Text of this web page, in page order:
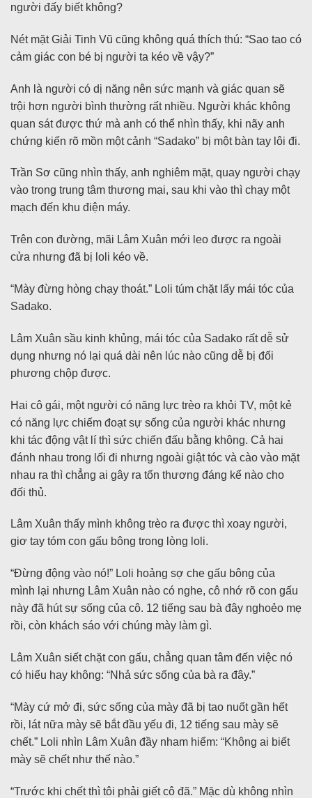
người đấy biết không?
Nét mặt Giải Tinh Vũ cũng không quá thích thú: “Sao tao có
cảm giác con bé bị người ta kéo về vậy?”
Anh là người có dị năng nên sức mạnh và giác quan sẽ
trội hơn người bình thường rất nhiều. Người khác không
quan sát được thứ mà anh có thể nhìn thấy, khi nãy anh
chứng kiến rõ mồn một cảnh “Sadako” bị một bàn tay lôi đi.
Trần Sơ cũng nhìn thấy, anh nghiêm mặt, quay người chạy
vào trong trung tâm thương mại, sau khi vào thì chạy một
mạch đến khu điện máy.
Trên con đường, mãi Lâm Xuân mới leo được ra ngoài
cửa nhưng đã bị loli kéo về.
“Mày đừng hòng chạy thoát.” Loli túm chặt lấy mái tóc của
Sadako.
Lâm Xuân sầu kinh khủng, mái tóc của Sadako rất dễ sử
dụng nhưng nó lại quá dài nên lúc nào cũng dễ bị đối
phương chộp được.
Hai cô gái, một người có năng lực trèo ra khỏi TV, một kẻ
có năng lực chiếm đoạt sự sống của người khác nhưng
khi tác động vật lí thì sức chiến đấu bằng không. Cả hai
đánh nhau trong lối đi nhưng ngoài giật tóc và cào vào mặt
nhau ra thì chẳng ai gây ra tổn thương đáng kể nào cho
đối thủ.
Lâm Xuân thấy mình không trèo ra được thì xoay người,
giơ tay tóm con gấu bông trong lòng loli.
“Đừng động vào nó!” Loli hoảng sợ che gấu bông của
mình lại nhưng Lâm Xuân nào có nghe, cô nhớ rõ con gấu
này đã hút sự sống của cô. 12 tiếng sau bà đây nghoẻo mẹ
rồi, còn khách sáo với chúng mày làm gì.
Lâm Xuân siết chặt con gấu, chẳng quan tâm đến việc nó
có hiểu hay không: “Nhả sức sống của bà ra đây.”
“Mày cứ mở đi, sức sống của mày đã bị tao nuốt gần hết
rồi, lát nữa mày sẽ bắt đầu yếu đi, 12 tiếng sau mày sẽ
chết.” Loli nhìn Lâm Xuân đầy nham hiểm: “Không ai biết
mày sẽ chết như thế nào.”
“Trước khi chết thì tôi phải giết cô đã.” Mặc dù không nhìn